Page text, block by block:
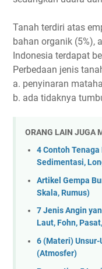
Tanah terdiri atas
bahan organik (5%),
Indonesia terdapat
Perbedaan jenis
a. penyinaran
b. ada tidaknya
ORANG LAIN JUGA
4 Contoh
Sedimentasi,
Artikel Gempa
Skala, Rumus)
7 Jenis Angin
Laut, Fohn,
6 (Materi) Unsur-
(Atmosfer)